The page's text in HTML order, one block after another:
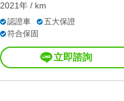
2021年 / km
認證車
五大保證
符合保固
立即諮詢